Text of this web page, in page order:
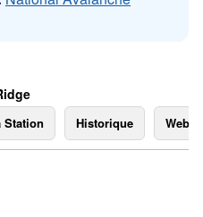
Station Historique